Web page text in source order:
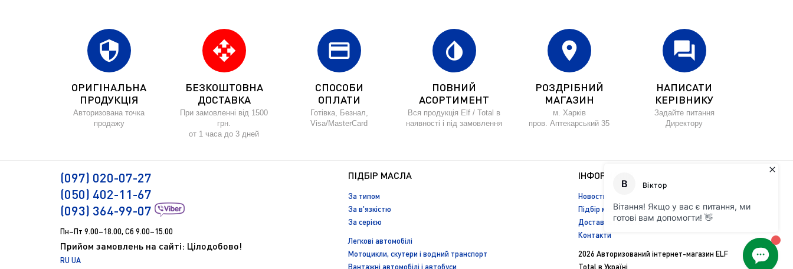
security
ОРИГІНАЛЬНА
ПРОДУКЦІЯ
Авторизована точка
продажу
open_with
БЕЗКОШТОВНА
ДОСТАВКА
При замовленні від 1500
грн.
от 1 часа до 3 дней
credit_card
СПОСОБИ
ОПЛАТИ
Готівка, Безнал,
Visa/MasterCard
invert_colors
ПОВНИЙ
АСОРТИМЕНТ
Вся продукція Elf / Total в
наявності і під замовлення
location_on
РОЗДРІБНИЙ
МАГАЗИН
м. Харків
пров. Аптекарський 35
forum
НАПИСАТИ
КЕРІВНИКУ
Задайте питання
Директору
(097) 020-07-27
(050) 402-11-67
(093) 364-99-07
Пн–Пт 9.00–18.00, Сб 9.00–15.00
Прийом замовлень на сайті: Цілодобово!
RU UA
ПІДБІР МАСЛА
За типом
За в'язкістю
За серією
Легкові автомобілі
Мотоцикли, скутери і водний транспорт
Вантажні автомобілі і автобуси
ІНФОРМАЦІЯ
Новости
Підбір масла
Доставка і оплата
Контакти
2026 Авторизований інтернет-магазин ELF
Total в Україні